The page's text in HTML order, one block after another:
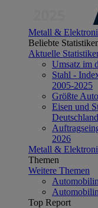
Metall &
Beliebte
Aktuelle
Umsatz im
Stahl -
2005-2025
Größte
Eisen und
2026
Metall &
Themen
Weitere Themen
Top Report